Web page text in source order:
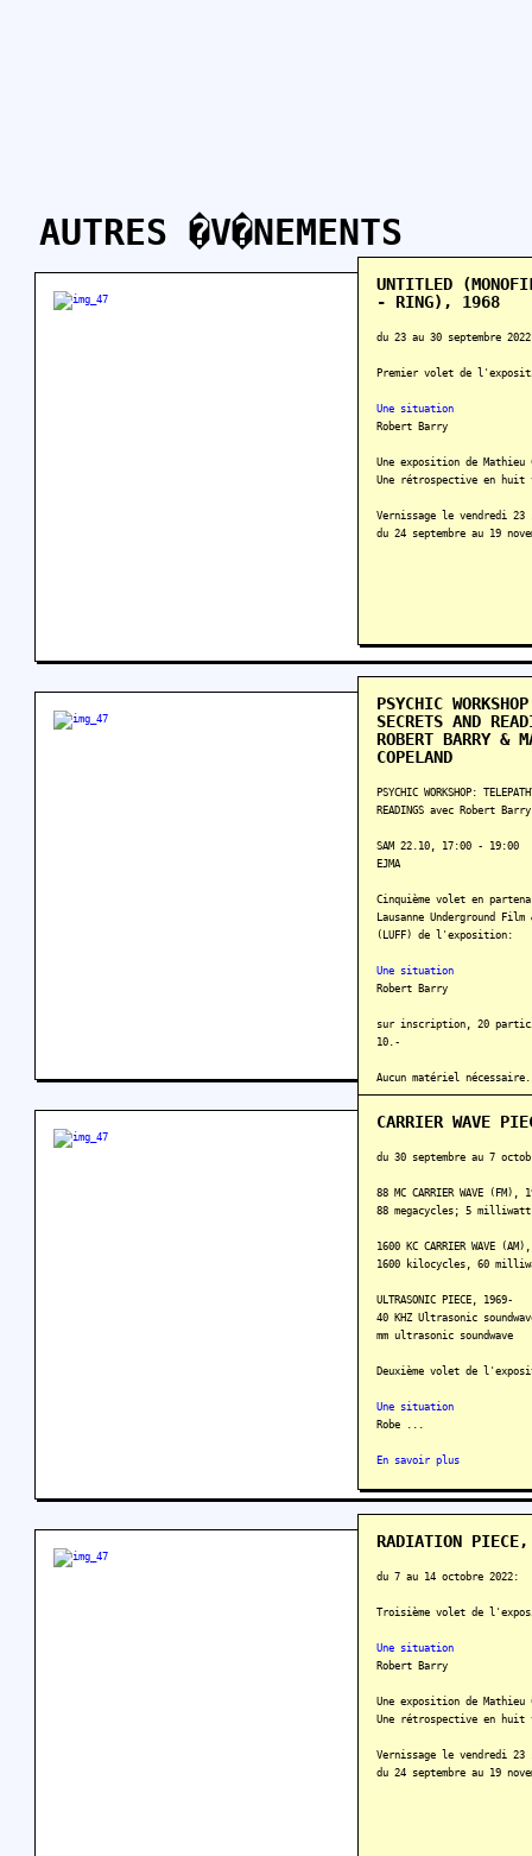
AUTRES �V�NEMENTS
UNTITLED
- RING), 1968
du 23 au 30 septembre
Premier volet de
Une situation
Robert Barry
Une exposition de
Une rétrospective en huit
Vernissage le vendredi 23
du 24 septembre au 19
PSYCHIC
SECRETS AND
ROBERT BARRY &
COPELAND
PSYCHIC WORKSHOP:
READINGS avec Robert
SAM 22.10, 17:00 - 19:00
EJMA
Cinquième volet en
Lausanne Underground
(LUFF) de l'exposition:
Une situation
Robert Barry
sur inscription, 20
10.-
Aucun matériel
CARRIER WAVE
du 30 septembre au 7
88 MC CARRIER WAVE (FM),
88 megacycles; 5
1600 KC CARRIER WAVE
1600 kilocycles, 60
ULTRASONIC PIECE, 1969-
40 KHZ Ultrasonic
mm ultrasonic soundwave
Deuxième volet de
Une situation
Robe ...
En savoir plus
RADIATION
du 7 au 14 octobre 2022:
Troisième volet de
Une situation
Robert Barry
Une exposition de
Une rétrospective en huit
Vernissage le vendredi 23
du 24 septembre au 19